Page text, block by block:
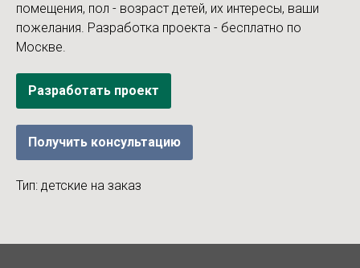
помещения, пол - возраст детей, их интересы, ваши
пожелания. Разработка проекта - бесплатно по
Москве.
Разработать проект
Получить консультацию
Тип: детские на заказ